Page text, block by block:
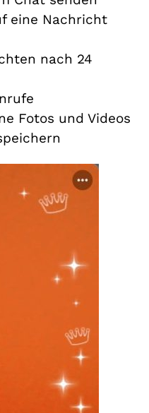
eine Nachricht
nach 24
Fotos und Videos